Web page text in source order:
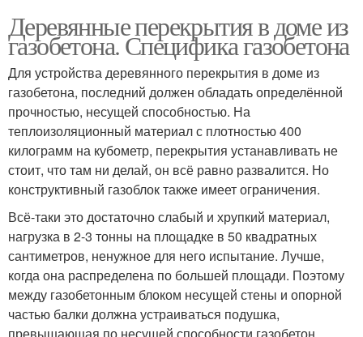
Деревянные перекрытия в доме из
газобетона. Специфика газобетона
Для устройства деревянного перекрытия в доме из
газобетона, последний должен обладать определённой
прочностью, несущей способностью. На
теплоизоляционный материал с плотностью 400
килограмм на кубометр, перекрытия устанавливать не
стоит, что там ни делай, он всё равно развалится. Но
конструктивный газоблок также имеет ограничения.
Всё-таки это достаточно слабый и хрупкий материал,
нагрузка в 2-3 тонны на площадке в 50 квадратных
сантиметров, ненужное для него испытание. Лучше,
когда она распределена по большей площади. Поэтому
между газобетонным блоком несущей стены и опорной
частью балки должна устраиваться подушка,